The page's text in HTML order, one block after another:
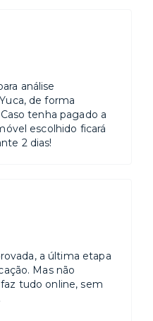
análise
de forma
tenha pagado a
escolhido ficará
2 dias!
a última etapa
Mas não
tudo online, sem